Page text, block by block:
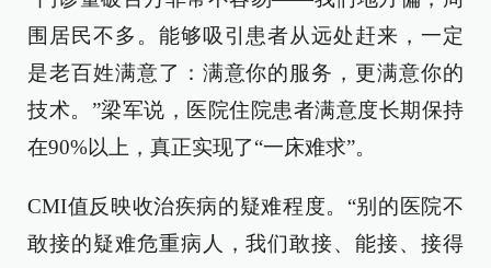
围居民不多。能够吸引患者从远处赶来，一定
是老百姓满意了：满意你的服务，更满意你的
技术。”梁军说，医院住院患者满意度长期保持
在90%以上，真正实现了“一床难求”。
CMI值反映收治疾病的疑难程度。“别的医院不
敢接的疑难危重病人，我们敢接、能接、接得